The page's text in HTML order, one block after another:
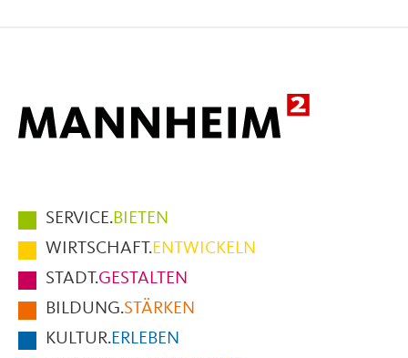
Hauptmenüpunkte
im
Fußbereich
der
Seite
SERVICE.BIETEN
WIRTSCHAFT.ENTWICKELN
STADT.GESTALTEN
BILDUNG.STÄRKEN
KULTUR.ERLEBEN